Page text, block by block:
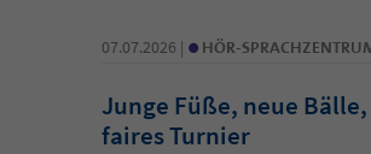
07.07.2026 | • HÖR-
Junge Füße, neue
faires Turnier